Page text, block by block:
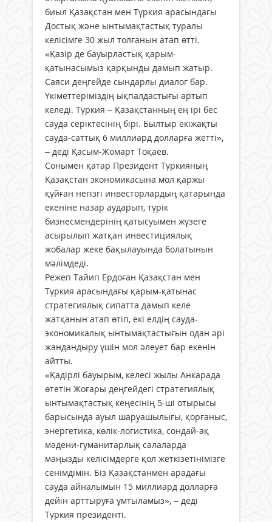
биыл Қазақстан мен Түркия арасындағы
Достық және ынтымақтастық туралы
келісімге 30 жыл толғанын атап өтті.
«Қазір де бауырластық қарым-
қатынасымыз қарқынды дамып жатыр.
Саяси деңгейде сындарлы диалог бар.
Үкіметтеріміздің ықпалдастығы артып
келеді. Түркия – Қазақстанның ең ірі бес
сауда серіктесінің бірі. Былтыр екіжақты
сауда-саттық 6 миллиард долларға жетті»,
– деді Қасым-Жомарт Тоқаев.
Сонымен қатар Президент Түркияның
Қазақстан экономикасына мол қаржы
құйған негізгі инвесторлардың қатарында
екеніне назар аударып, түрік
бизнесмендерінің қатысуымен жүзеге
асырылып жатқан инвестициялық
жобалар жеке бақылауында болатынын
мәлімдеді.
Режеп Тайип Ердоған Қазақстан мен
Түркия арасындағы қарым-қатынас
стратегиялық сипатта дамып келе
жатқанын атап өтіп, екі елдің сауда-
экономикалық ынтымақтастығын одан әрі
жандандыру үшін мол әлеует бар екенін
айтты.
«Қадірлі бауырым, келесі жылы Анкарада
өтетін Жоғары деңгейдегі стратегиялық
ынтымақтастық кеңесінің 5-ші отырысы
барысында ауыл шаруашылығы, қорғаныс,
энергетика, көлік-логистика, сондай-ақ
мәдени-гуманитарлық салаларда
маңызды келісімдерге қол жеткізетінімізге
сенімдімін. Біз Қазақстанмен арадағы
сауда айналымын 15 миллиард долларға
дейін арттыруға ұмтыламыз», – деді
Түркия президенті.